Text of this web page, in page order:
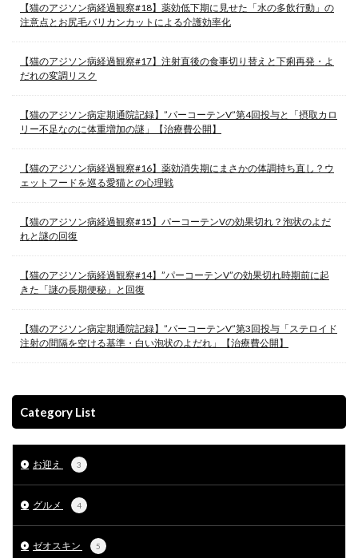
【猫のアジソン病経過観察#18】薬効低下期に見せた「水の多飲行動」の
注意点とお尻毛バリカンカットによる介護効率化
【猫のアジソン病経過観察#17】注射直後の食事切り替えと下痢再発・よ
だれの変調リスク
【猫のアジソン病定期通院記録】”パーコーテンV”第4回投与と「摂取カロ
リー不足なのに体重増加の謎」【治療費公開】
【猫のアジソン病経過観察#16】薬効消失期にまさかの体調持ち直し？ウ
ェットフードを巡る愛猫との心理戦
【猫のアジソン病経過観察#15】パーコーテンVの効果切れ？泡状のよだ
れと謎の回復
【猫のアジソン病経過観察#14】”パーコーテンV”の効果切れ時期前に起
きた「謎の長期便秘」と回復
【猫のアジソン病定期通院記録】”パーコーテンV”第3回投与「ステロイド
注射の間隔を空ける基準・白い泡状のよだれ」【治療費公開】
Category List
お迎え 3
グルメ 4
ゼオスキン 5